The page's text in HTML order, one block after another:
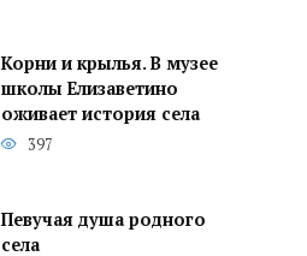
Корни и крылья. В музее
школы Елизаветино
оживает история села
397
Певучая душа родного
села